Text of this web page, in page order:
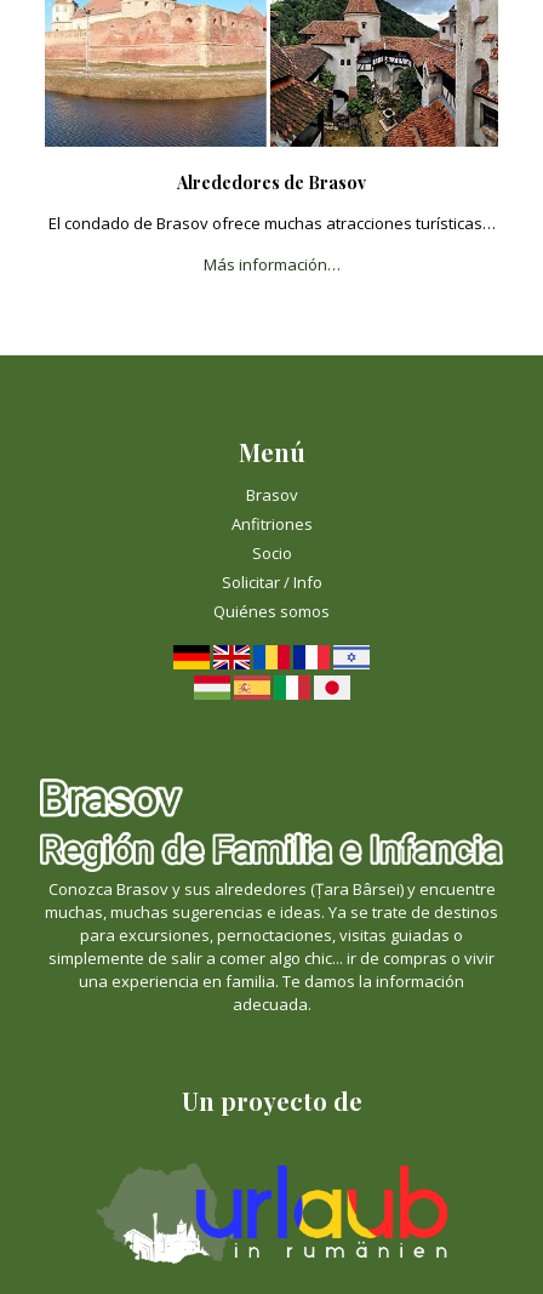
Alrededores de Brasov
El condado de Brasov ofrece muchas atracciones turísticas…
Más información…
Menú
Brasov
Anfitriones
Socio
Solicitar / Info
Quiénes somos
Conozca Brasov y sus alrededores (Țara Bârsei) y encuentre
muchas, muchas sugerencias e ideas. Ya se trate de destinos
para excursiones, pernoctaciones, visitas guiadas o
simplemente de salir a comer algo chic... ir de compras o vivir
una experiencia en familia. Te damos la información
adecuada.
Un proyecto de